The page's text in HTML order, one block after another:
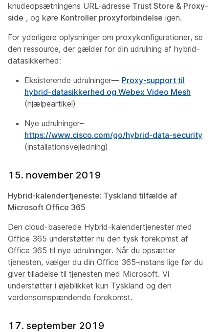
knudeopsætningens URL-adresse Trust Store & Proxy-
side , og køre Kontroller proxyforbindelse igen.
For yderligere oplysninger om proxykonfigurationer, se
den ressource, der gælder for din udrulning af hybrid-
datasikkerhed:
Eksisterende udrulninger— Proxy-support til
hybrid-datasikkerhed og Webex Video Mesh
(hjælpeartikel)
Nye udrulninger–
https://www.cisco.com/go/hybrid-data-security
(installationsvejledning)
15. november 2019
Hybrid-kalendertjeneste: Tyskland tilfælde af
Microsoft Office 365
Den cloud-baserede Hybrid-kalendertjenester med
Office 365 understøtter nu den tysk forekomst af
Office 365 til nye udrulninger. Når du opsætter
tjenesten, vælger du din Office 365-instans lige før du
giver tilladelse til tjenesten med Microsoft. Vi
understøtter i øjeblikket kun Tyskland og den
verdensomspændende forekomst.
17. september 2019